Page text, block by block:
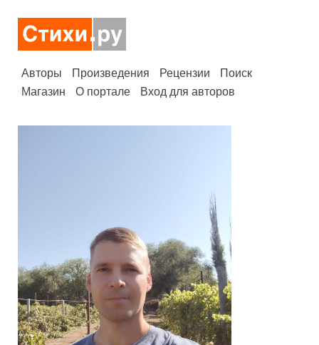
Авторы Произведения Рецензии
Поиск
Магазин
О портале Вход для авторов